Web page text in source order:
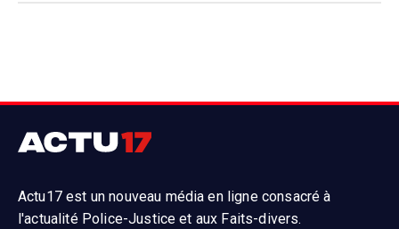
Actu17 est un nouveau média en ligne consacré à
l'actualité Police-Justice et aux Faits-divers.